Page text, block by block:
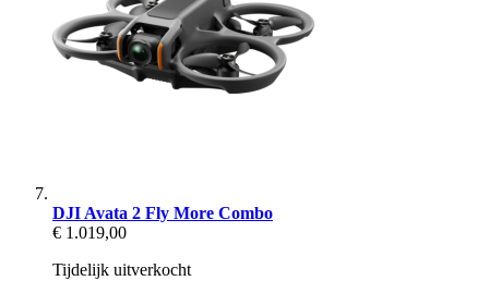
DJI Avata 2 Fly More Combo
€ 1.019,00
Tijdelijk uitverkocht